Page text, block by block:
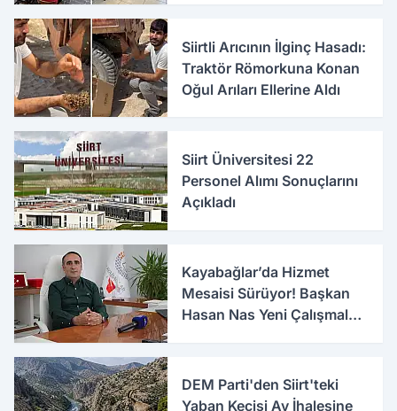
Siirtli Arıcının İlginç Hasadı:
Traktör Römorkuna Konan
Oğul Arıları Ellerine Aldı
Siirt Üniversitesi 22
Personel Alımı Sonuçlarını
Açıkladı
Kayabağlar’da Hizmet
Mesaisi Sürüyor! Başkan
Hasan Nas Yeni Çalışmaları
DEM Parti'den Siirt'teki
Yaban Keçisi Av İhalesine